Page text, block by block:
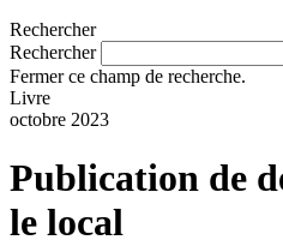
Rechercher
Rechercher
Fermer ce champ de recherche.
Livre
octobre 2023
Publication de
le local